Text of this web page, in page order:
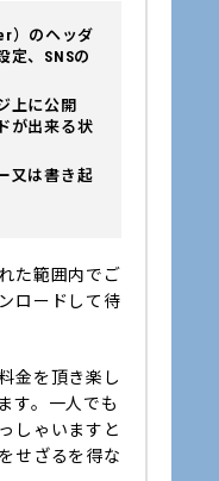
）のヘッダ
定、SNSの
上に公開
が出来る状
又は書き起
た範囲内でご
ロードして待
金を頂き楽し
す。一人でも
しゃいますと
せざるを得な